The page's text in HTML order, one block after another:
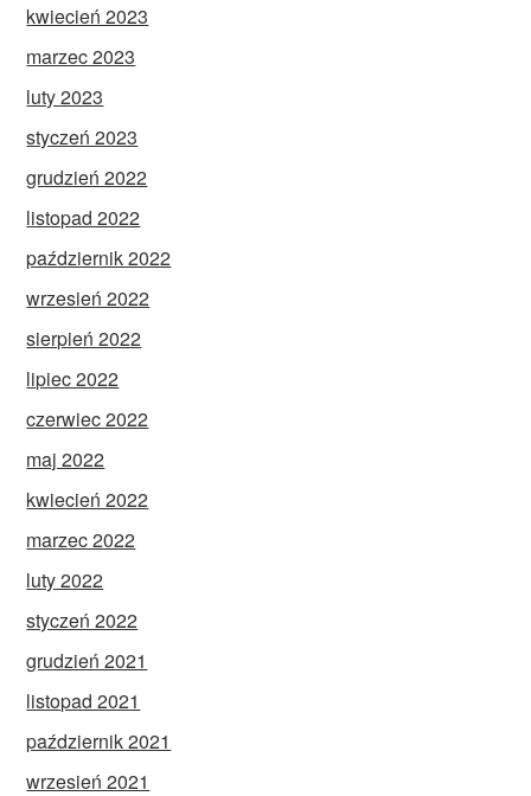
kwiecień 2023
marzec 2023
luty 2023
styczeń 2023
grudzień 2022
listopad 2022
październik 2022
wrzesień 2022
sierpień 2022
lipiec 2022
czerwiec 2022
maj 2022
kwiecień 2022
marzec 2022
luty 2022
styczeń 2022
grudzień 2021
listopad 2021
październik 2021
wrzesień 2021